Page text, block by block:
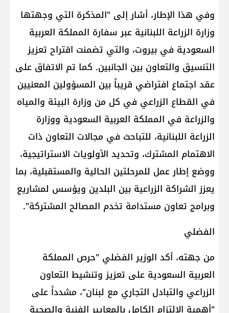
وفي هذا الإطار، أشار إلى "المذكرة التي وجهتها
وزارة الزراعة اللبنانية عبر سفارة المملكة العربية
السعودية في بيروت، والتي تضمنت اقتراح تعزيز
التنسيق والتعاون بين الجانبين. كما تم الاتفاق على
عقد اجتماع افتراضي قريباً بين المسؤولين المعنيين
في القطاع الزراعي في كل من وزارة البيئة والمياه
والزراعة في المملكة العربية السعودية ووزارة
الزراعة اللبنانية، للتباحث في مجالات التعاون ذات
الاهتمام المشترك، وتحديد الأولويات الاستراتيجية،
ووضع إطار عمل للمرحلتين الحالية والمستقبلية، بما
يعزز الشراكة الزراعية بين البلدين ويؤسس لمشاريع
وبرامج تعاون مستدامة تخدم المصالح المشتركة".
الفضلي
من جهته، أكد الوزير الفضلي "حرص المملكة
العربية السعودية على تعزيز وتنشيط التعاون
الزراعي والتبادل التجاري مع لبنان"، مشدداً على
"أهمية الالتزام الكامل بالمعايير الفنية والصحية